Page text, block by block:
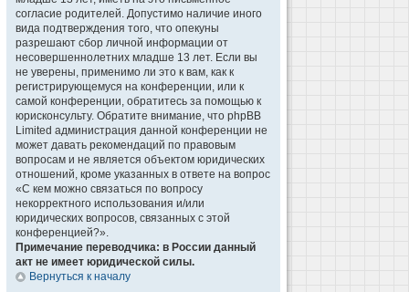
согласие родителей. Допустимо наличие иного
вида подтверждения того, что опекуны
разрешают сбор личной информации от
несовершеннолетних младше 13 лет. Если вы
не уверены, применимо ли это к вам, как к
регистрирующемуся на конференции, или к
самой конференции, обратитесь за помощью к
юрисконсульту. Обратите внимание, что phpBB
Limited администрация данной конференции не
может давать рекомендаций по правовым
вопросам и не является объектом юридических
отношений, кроме указанных в ответе на вопрос
«С кем можно связаться по вопросу
некорректного использования и/или
юридических вопросов, связанных с этой
конференцией?».
Примечание переводчика: в России данный
акт не имеет юридической силы.
Вернуться к началу